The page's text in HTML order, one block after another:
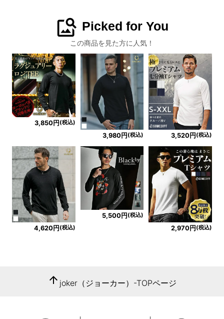
image_search Picked for You
この商品を見た方に人気！
3,850円 (税込)
3,980円 (税込) 3,520円 (税込)
4,620円 (税込)
5,500円 (税込)
2,970円 (税込)
arrow_upward joker（ジョーカー）-TOPページ